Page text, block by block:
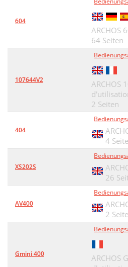
604
ARCHOS
64 Seiten
107644V2
ARCHOS
2 Seiten
404
4
XS202S
26
AV400
2
Gmini 400
ARCHOS